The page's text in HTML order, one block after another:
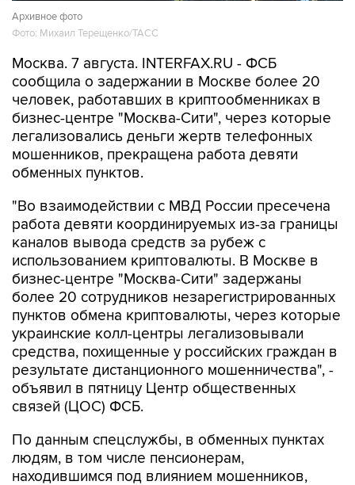
Архивное фото
Фото: Михаил Терещенко/ТАСС
Москва. 7 августа. INTERFAX.RU - ФСБ
сообщила о задержании в Москве более 20
человек, работавших в криптообменниках в
бизнес-центре "Москва-Сити", через которые
легализовались деньги жертв телефонных
мошенников, прекращена работа девяти
обменных пунктов.
"Во взаимодействии с МВД России пресечена
работа девяти координируемых из-за границы
каналов вывода средств за рубеж с
использованием криптовалюты. В Москве в
бизнес-центре "Москва-Сити" задержаны
более 20 сотрудников незарегистрированных
пунктов обмена криптовалюты, через которые
украинские колл-центры легализовывали
средства, похищенные у российских граждан в
результате дистанционного мошенничества", -
объявил в пятницу Центр общественных
связей (ЦОС) ФСБ.
По данным спецслужбы, в обменных пунктах
людям, в том числе пенсионерам,
находившимся под влиянием мошенников,